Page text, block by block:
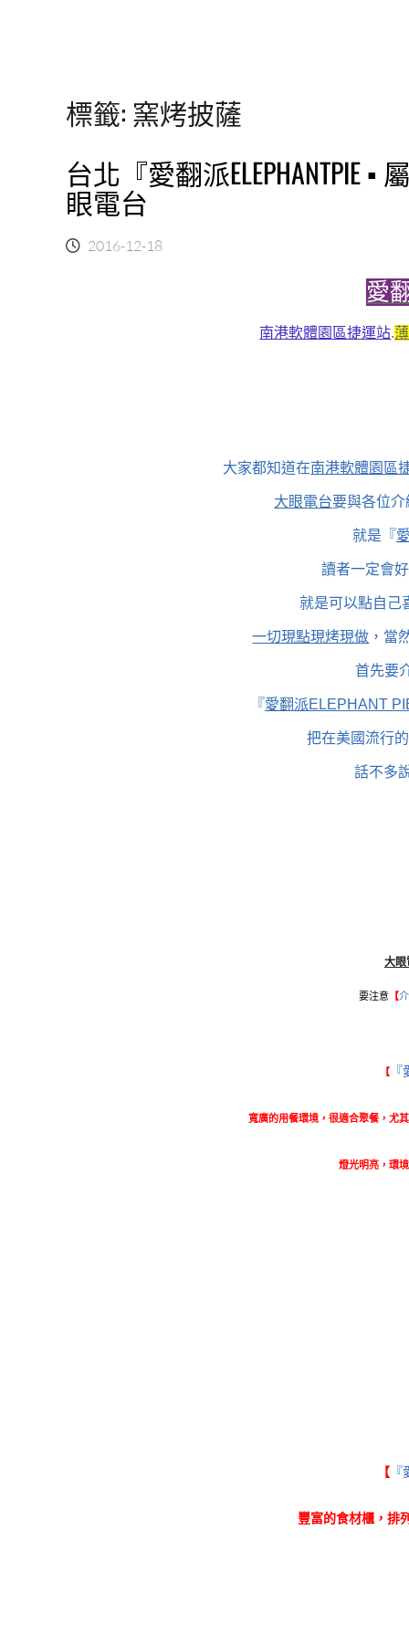
標籤: 窯烤披薩
台北『愛翻派ELEPHANTPIE
眼電台
2016-12-18
愛
南港軟體園區捷運站.
大家都知道在南港軟體園區
大眼電台要與各位介
就是『
讀者一定會
就是可以點自己
一切現點現烤現做 ，當
首先要
『愛翻派ELEPHANT
把在美國流行
話不多
大眼
要注意【
【『
寬廣的用餐環境，很適合聚餐，尤
燈光明亮，環
【『
豐富的食材櫃，排